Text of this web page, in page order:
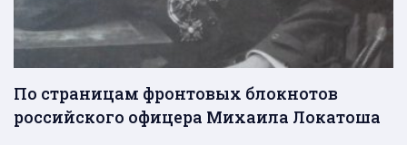
По страницам фронтовых блокнотов
российского офицера Михаила Локатоша